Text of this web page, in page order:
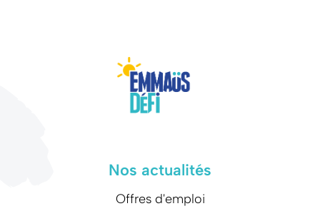
Nos actualités
Offres d'emploi